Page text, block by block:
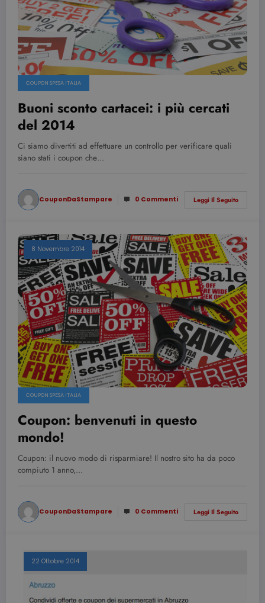
COUPON SPESA ITALIA
Buoni sconto cartacei: i più cercati
del 2014
Ci siamo divertiti ad effettuare un controllo per verificare quali
siano stati i coupon che…
CouponDaStampare 0 Commenti Leggi Il Seguito
8 Novembre 2014
COUPON SPESA ITALIA
Coupon: benvenuti in questo
mondo!
Coupon: il nuovo modo di risparmiare! Il nostro sito ha da poco
compiuto 1 anno,…
CouponDaStampare 0 Commenti Leggi Il Seguito
22 Ottobre 2014